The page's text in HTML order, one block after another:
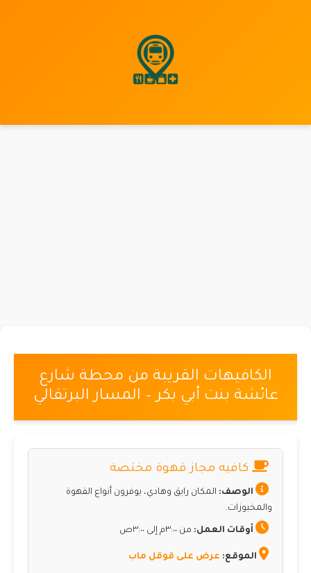
الكافيهات القريبة من محطة شارع
عائشة بنت أبي بكر – المسار البرتقالي
كافيه مجاز قهوة مختصة
الوصف: المكان رايق وهادي، يوفرون أنواع القهوة
والمخبوزات.
أوقات العمل: من ٣:٠٠م إلى ٣:٠٠ص
الموقع: عرض على قوقل ماب